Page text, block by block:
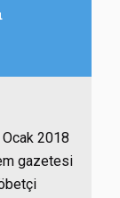
2018
gazetesi